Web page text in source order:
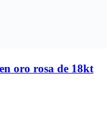
oro rosa de 18kt